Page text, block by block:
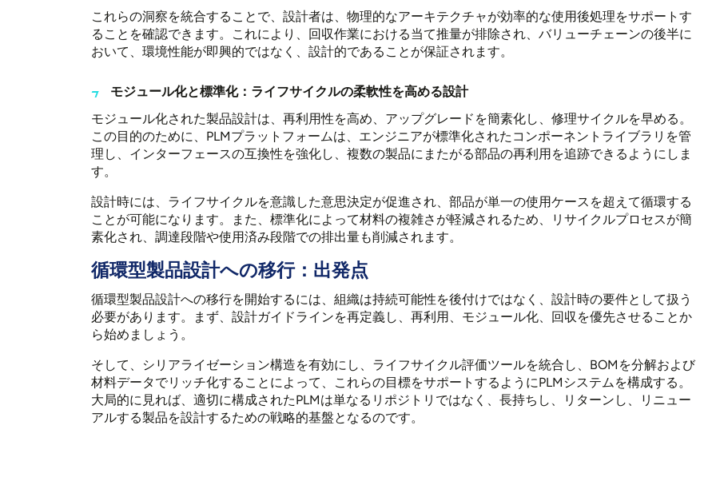
これらの洞察を統合することで、設計者は、物理的なアーキテクチャが効率的な使用後処理をサポートす
ることを確認できます。これにより、回収作業における当て推量が排除され、バリューチェーンの後半に
おいて、環境性能が即興的ではなく、設計的であることが保証されます。
モジュール化と標準化：ライフサイクルの柔軟性を高める設計
モジュール化された製品設計は、再利用性を高め、アップグレードを簡素化し、修理サイクルを早める。
この目的のために、PLMプラットフォームは、エンジニアが標準化されたコンポーネントライブラリを管
理し、インターフェースの互換性を強化し、複数の製品にまたがる部品の再利用を追跡できるようにしま
す。
設計時には、ライフサイクルを意識した意思決定が促進され、部品が単一の使用ケースを超えて循環する
ことが可能になります。また、標準化によって材料の複雑さが軽減されるため、リサイクルプロセスが簡
素化され、調達段階や使用済み段階での排出量も削減されます。
循環型製品設計への移行：出発点
循環型製品設計への移行を開始するには、組織は持続可能性を後付けではなく、設計時の要件として扱う
必要があります。まず、設計ガイドラインを再定義し、再利用、モジュール化、回収を優先させることか
ら始めましょう。
そして、シリアライゼーション構造を有効にし、ライフサイクル評価ツールを統合し、BOMを分解および
材料データでリッチ化することによって、これらの目標をサポートするようにPLMシステムを構成する。
大局的に見れば、適切に構成されたPLMは単なるリポジトリではなく、長持ちし、リターンし、リニュー
アルする製品を設計するための戦略的基盤となるのです。